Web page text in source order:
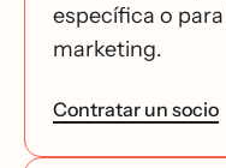
específica o
marketing.
Contratar un socio